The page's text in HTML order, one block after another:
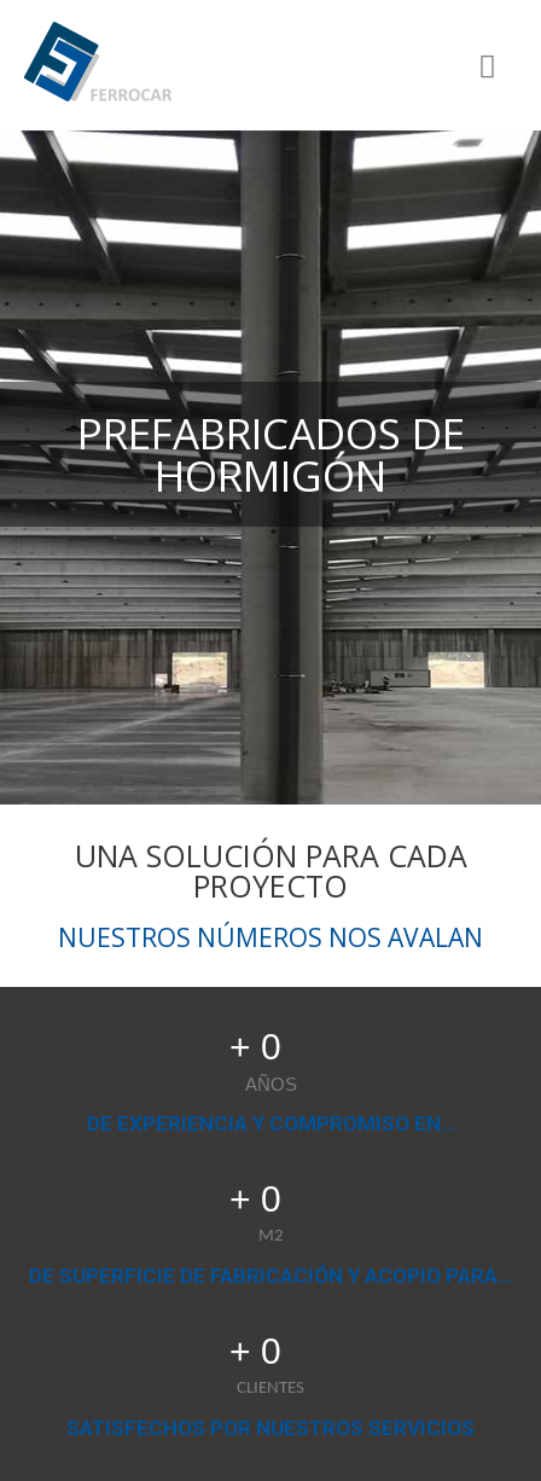
PREFABRICADOS DE
HORMIGÓN
UNA SOLUCIÓN PARA CADA
PROYECTO
NUESTROS NÚMEROS NOS AVALAN
+ 0
AÑOS
DE EXPERIENCIA Y COMPROMISO EN…
+ 0
M2
DE SUPERFICIE DE FABRICACIÓN Y ACOPIO PARA…
+ 0
CLIENTES
SATISFECHOS POR NUESTROS SERVICIOS